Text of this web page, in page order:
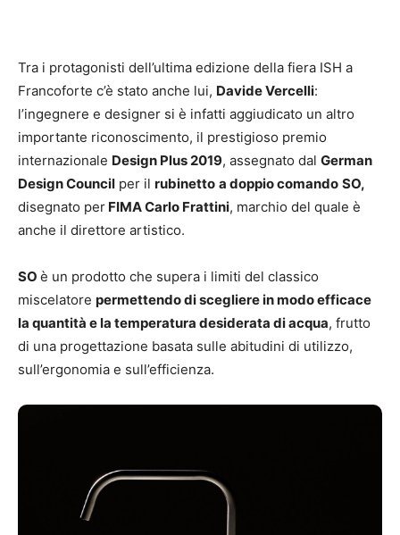
Tra i protagonisti dell’ultima edizione della fiera ISH a
Francoforte c’è stato anche lui, Davide Vercelli:
l’ingegnere e designer si è infatti aggiudicato un altro
importante riconoscimento, il prestigioso premio
internazionale Design Plus 2019, assegnato dal German
Design Council per il rubinetto a doppio comando SO,
disegnato per FIMA Carlo Frattini, marchio del quale è
anche il direttore artistico.
SO è un prodotto che supera i limiti del classico
miscelatore permettendo di scegliere in modo efficace
la quantità e la temperatura desiderata di acqua, frutto
di una progettazione basata sulle abitudini di utilizzo,
sull’ergonomia e sull’efficienza.